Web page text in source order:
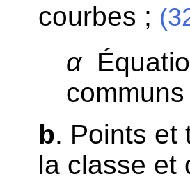
courbes ;
α
b. Points et
la classe et